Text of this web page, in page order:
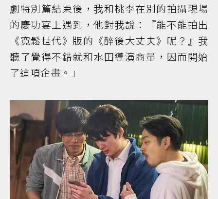
劇特別篇結束後，我和桃李在別的拍攝現場
的慶功宴上遇到，他對我說：『能不能拍出
《寬鬆世代》版的《醉後大丈夫》呢？』我
聽了覺得不錯就和水田導演商量，因而開始
了這項企畫。」